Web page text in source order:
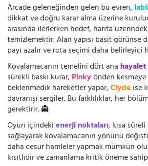
Arcade geleneğinden gelen bu evren,
dikkat ve doğru karar alma üzerine
arasında ilerlerken hedef, harita
temizlemektir. Alan yapısı basit görünse
payı azalır ve rota seçimi daha
Kovalamacanın temelini dört ana hayalet
sürekli baskı kurar, Pinkyönden kesmeye
beklenmedik hareketler yapar,Clyde ise
davranışı sergiler. Bu farklılıklar, her
gerektirir. 👻
Oyun içindekienerji noktaları, kısa
sağlayarak kovalamacanın yönünü
daha cesur hamleler yapmak mümkün
kısıtlıdır ve zamanlama kritik öneme